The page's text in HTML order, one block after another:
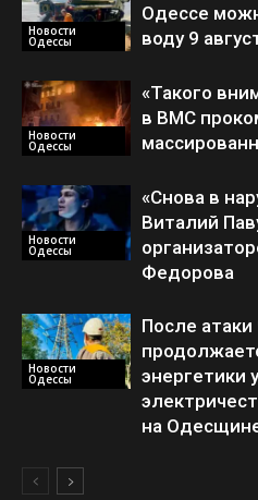
Новости
Одессы
Одессе
воду 9
Новости
Одессы
«Такого
в ВМС
Новости
Одессы
«Снова в
Виталий
Федорова
Новости
Одессы
После атаки
энергетики
на